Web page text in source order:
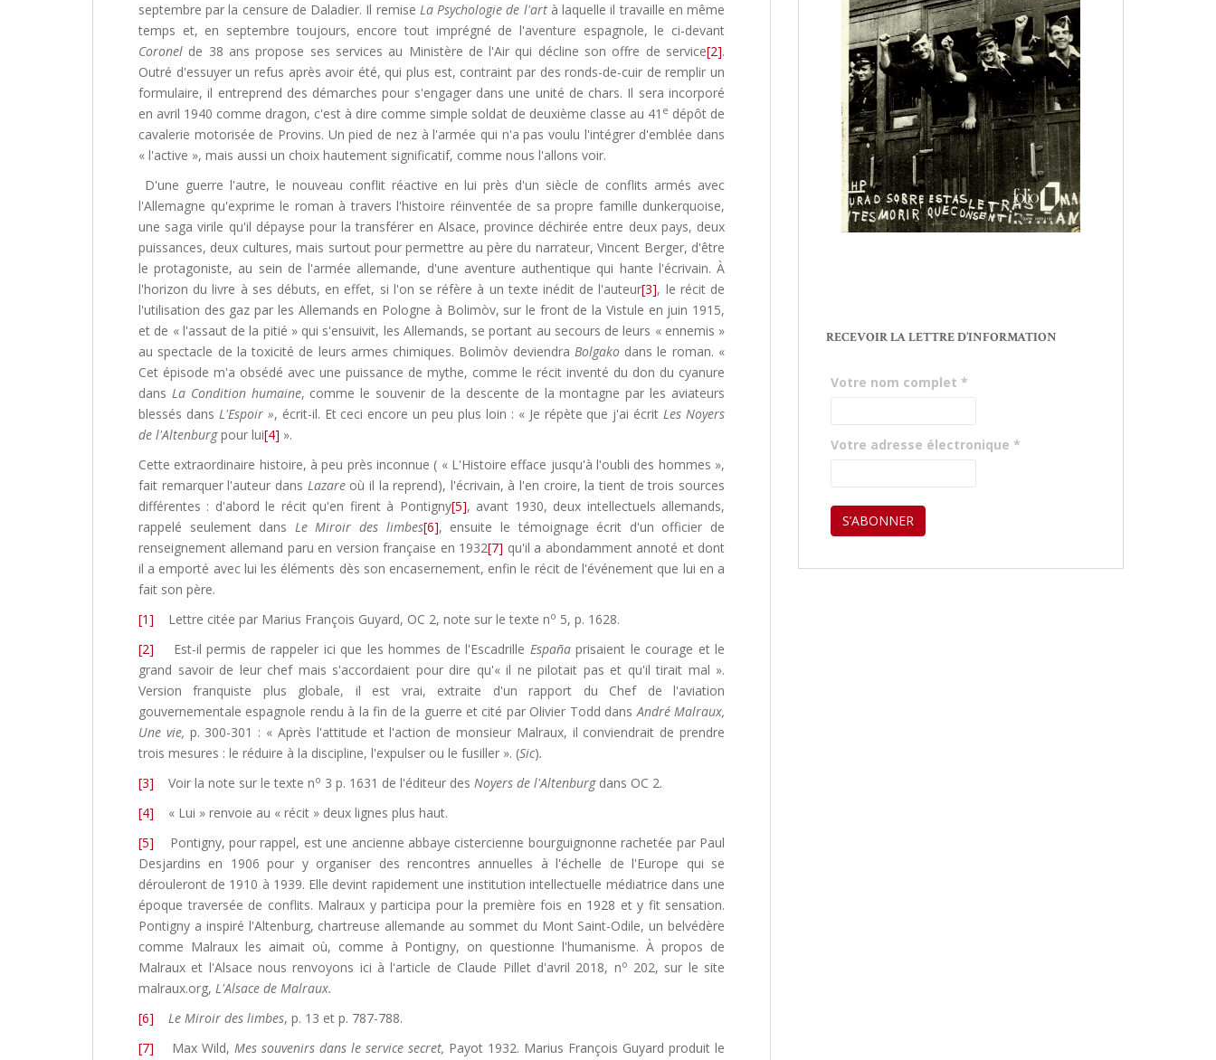
septembre par la censure de Daladier. Il remise La Psychologie de l'artà laquelle il travaille en même
temps et, en septembre toujours, encore tout imprégné de l'aventure espagnole, le ci-devant
Coronel de 38 ans propose ses services au Ministère de l'Air qui décline son offre de service[2].
Outré d'essuyer un refus après avoir été, qui plus est, contraint par des ronds-de-cuir de remplir un
formulaire, il entreprend des démarches pour s'engager dans une unité de chars. Il sera incorporé
en avril 1940 comme dragon, c'est à dire comme simple soldat de deuxième classe au 41 e dépôt de
cavalerie motorisée de Provins. Un pied de nez à l'armée qui n'a pas voulu l'intégrer d'emblée dans
« l'active », mais aussi un choix hautement significatif, comme nous l'allons voir.
D'une guerre l'autre, le nouveau conflit réactive en lui près d'un siècle de conflits armés avec
l'Allemagne qu'exprime le roman à travers l'histoire réinventée de sa propre famille dunkerquoise,
une saga virile qu'il dépayse pour la transférer en Alsace, province déchirée entre deux pays, deux
puissances, deux cultures, mais surtout pour permettre au père du narrateur, Vincent Berger, d'être
le protagoniste, au sein de l'armée allemande, d'une aventure authentique qui hante l'écrivain. À
l'horizon du livre à ses débuts, en effet, si l'on se réfère à un texte inédit de l'auteur[3], le récit de
l'utilisation des gaz par les Allemands en Pologne à Bolimòv, sur le front de la Vistule en juin 1915,
et de « l'assaut de la pitié » qui s'ensuivit, les Allemands, se portant au secours de leurs « ennemis »
au spectacle de la toxicité de leurs armes chimiques. Bolimòv deviendra Bolgakodans le roman. «
Cet épisode m'a obsédé avec une puissance de mythe, comme le récit inventé du don du cyanure
dans La Condition humaine, comme le souvenir de la descente de la montagne par les aviateurs
blessés dans L'Espoir », écrit-il. Et ceci encore un peu plus loin : « Je répète que j'ai écritLes Noyers
de l'Altenburgpour lui[4] ».
Cette extraordinaire histoire, à peu près inconnue ( « L'Histoire efface jusqu'à l'oubli des hommes »,
fait remarquer l'auteur dans Lazareoù il la reprend), l'écrivain, à l'en croire, la tient de trois sources
différentes : d'abord le récit qu'en firent à Pontigny[5], avant 1930, deux intellectuels allemands,
rappelé seulement dans Le Miroir des limbes[6], ensuite le témoignage écrit d'un officier de
renseignement allemand paru en version française en 1932[7] qu'il a abondamment annoté et dont
il a emporté avec lui les éléments dès son encasernement, enfin le récit de l'événement que lui en a
fait son père.
[1] Lettre citée par Marius François Guyard, OC 2, note sur le texte no 5, p. 1628.
[2] Est-il permis de rappeler ici que les hommes de l'Escadrille Españaprisaient le courage et le
grand savoir de leur chef mais s'accordaient pour dire qu'« il ne pilotait pas et qu'il tirait mal ».
Version franquiste plus globale, il est vrai, extraite d'un rapport du Chef de l'aviation
gouvernementale espagnole rendu à la fin de la guerre et cité par Olivier Todd dansAndré Malraux,
Une vie, p. 300-301 : « Après l'attitude et l'action de monsieur Malraux, il conviendrait de prendre
trois mesures : le réduire à la discipline, l'expulser ou le fusiller ». (Sic).
[3] Voir la note sur le texte no 3 p. 1631 de l'éditeur des Noyers de l'Altenburgdans OC 2.
[4] « Lui » renvoie au « récit » deux lignes plus haut.
[5] Pontigny, pour rappel, est une ancienne abbaye cistercienne bourguignonne rachetée par Paul
Desjardins en 1906 pour y organiser des rencontres annuelles à l'échelle de l'Europe qui se
dérouleront de 1910 à 1939. Elle devint rapidement une institution intellectuelle médiatrice dans une
époque traversée de conflits. Malraux y participa pour la première fois en 1928 et y fit sensation.
Pontigny a inspiré l'Altenburg, chartreuse allemande au sommet du Mont Saint-Odile, un belvédère
comme Malraux les aimait où, comme à Pontigny, on questionne l'humanisme. À propos de
Malraux et l'Alsace nous renvoyons ici à l'article de Claude Pillet d'avril 2018, no 202, sur le site
malraux.org, L'Alsace de Malraux.
[6]
Le Miroir des limbes, p. 13 et p. 787-788.
[7] Max Wild, Mes souvenirs dans le service secret, Payot 1932. Marius François Guyard produit le
RECEVOIR LA LETTRE D’INFORMATION
Votre nom complet *
Votre adresse électronique *